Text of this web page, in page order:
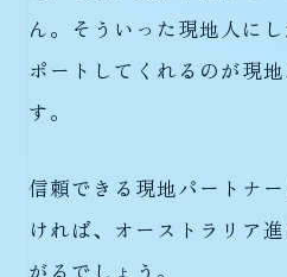
ん。そういった現地人に
ポートしてくれるのが現
す。
信頼できる現地パートナ
ければ、オーストラリア
がるでしょう。